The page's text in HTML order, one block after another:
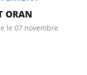
ORAN
le 07 novembre